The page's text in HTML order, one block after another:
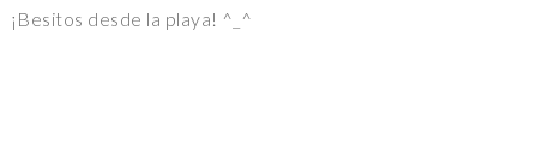
¡Besitos desde la playa! ^_^